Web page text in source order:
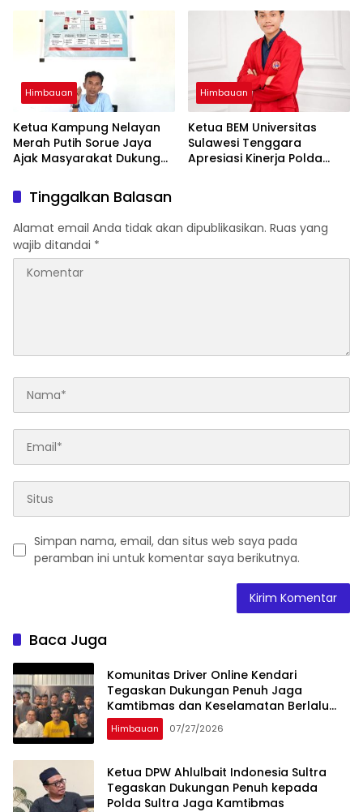
Himbauan
Ketua Kampung Nelayan
Merah Putih Sorue Jaya
Ajak Masyarakat Dukung
Jaga Kelestarian Laut
Himbauan
Ketua BEM Universitas
Sulawesi Tenggara
Apresiasi Kinerja Polda
Tinggalkan Balasan
Alamat email Anda tidak akan dipublikasikan. Ruas yang
wajib ditandai *
Simpan nama, email, dan situs web saya pada
peramban ini untuk komentar saya berikutnya.
Baca Juga
Komunitas Driver Online Kendari
Tegaskan Dukungan Penuh Jaga
Kamtibmas dan Keselamatan Berlalu
Lintas
Himbauan 07/27/2026
Ketua DPW Ahlulbait Indonesia Sultra
Tegaskan Dukungan Penuh kepada
Polda Sultra Jaga Kamtibmas